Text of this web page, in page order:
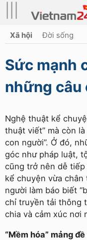
Xã hội Đời sống
Sức mạnh
những câu
Nghệ thuật kể
thuật viết” mà còn
con người”. Ở đó,
góc như pháp luật,
cũng trở nên dễ
kể chuyện vừa
người làm báo biết
chỉ truyền tải thông
chia và cảm xúc nơi
“Mềm hóa” mảng